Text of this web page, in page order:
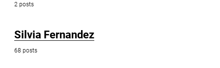
2 posts
Silvia Fernandez
68 posts